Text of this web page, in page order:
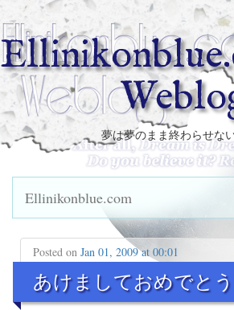
夢は夢のまま終わらせな
Ellinikonblue.com
Posted on Jan 01, 2009 at 00:01
あけましておめでと